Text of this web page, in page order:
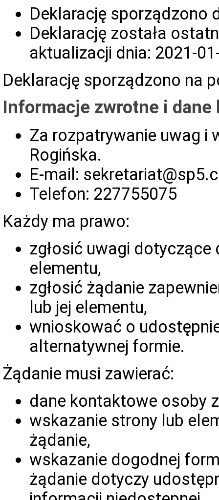
Deklarację sporządzono
Deklarację została
aktualizacji dnia: 2021-
Deklarację sporządzono na
Informacje zwrotne i dane
Za rozpatrywanie uwag
Rogińska.
E-mail:
Telefon: 227755075
Każdy ma prawo:
zgłosić uwagi
elementu,
zgłosić żądanie
lub jej elementu,
wnioskować o
alternatywnej formie.
Żądanie musi zawierać:
dane kontaktowe osoby
wskazanie strony lub
żądanie,
wskazanie dogodnej
żądanie dotyczy